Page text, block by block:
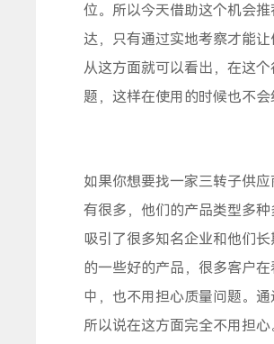
位。所以今天借助这个机会
达，只有通过实地考察才能
从这方面就可以看出，在这
题，这样在使用的时候也不
如果你想要找一家三转子供
有很多，他们的产品类型多
吸引了很多知名企业和他们
的一些好的产品，很多客户
中，也不用担心质量问题。
所以说在这方面完全不用担